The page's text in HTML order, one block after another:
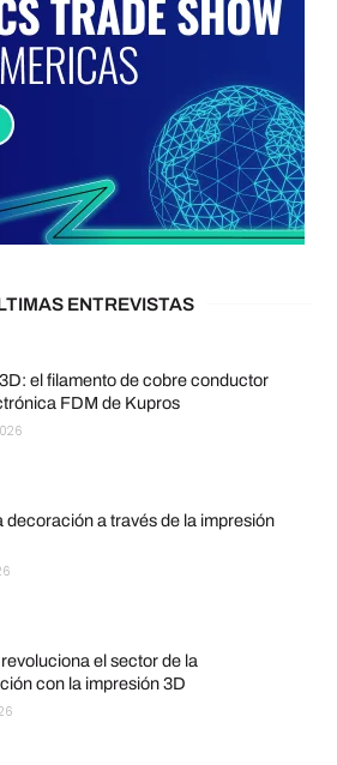
ENTREVISTAS
el filamento de cobre conductor
FDM de Kupros
decoración a través de la impresión
el sector de la
con la impresión 3D